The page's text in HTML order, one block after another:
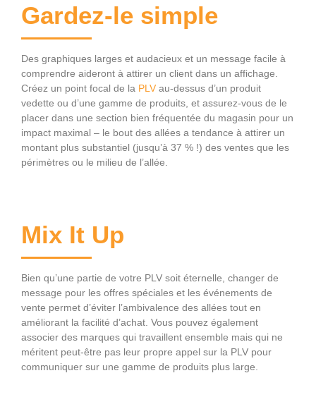
Gardez-le simple
Des graphiques larges et audacieux et un message facile à
comprendre aideront à attirer un client dans un affichage.
Créez un point focal de la PLV au-dessus d’un produit
vedette ou d’une gamme de produits, et assurez-vous de le
placer dans une section bien fréquentée du magasin pour un
impact maximal – le bout des allées a tendance à attirer un
montant plus substantiel (jusqu’à 37 % !) des ventes que les
périmètres ou le milieu de l’allée.
Mix It Up
Bien qu’une partie de votre PLV soit éternelle, changer de
message pour les offres spéciales et les événements de
vente permet d’éviter l’ambivalence des allées tout en
améliorant la facilité d’achat. Vous pouvez également
associer des marques qui travaillent ensemble mais qui ne
méritent peut-être pas leur propre appel sur la PLV pour
communiquer sur une gamme de produits plus large.